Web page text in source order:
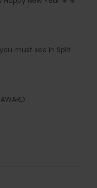
must see in Split